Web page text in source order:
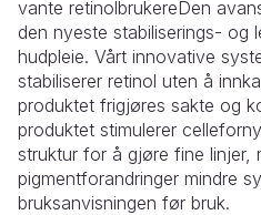
vante retinolbrukereDen
den nyeste stabiliserings- og
hudpleie. Vårt innovative
stabiliserer retinol uten å
produktet frigjøres sakte og
produktet stimulerer
struktur for å gjøre fine linjer,
pigmentforandringer mindre
bruksanvisningen før bruk.